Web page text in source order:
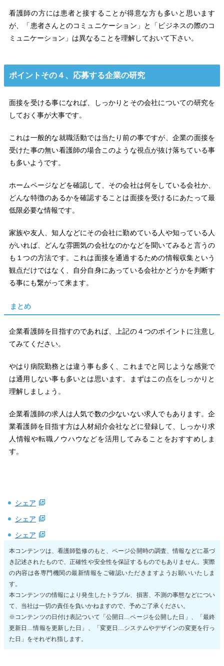
看護師の方には患者と接することが得意な方も多いと思います
が、「患者さんとのコミュニケーション」と「ビジネスの際のコ
ミュニケーション」は異なることを理解しておいて下さい。
ポイントその４、応募する企業の研究
面接を受ける事になれば、しっかりとその会社についての研究を
しておく事が大事です。
これは一般的な就職活動では当たり前の事ですが、企業の面接を
受けた事の無い看護師の場合このような視点が抜け落ちている事
も多いようです。
ホームページなどを確認して、その会社は何をしている会社か、
どんな特徴のあるかを確認することは面接を受けるにあたって最
低限必要な情報です。
家族や友人、知人などにその会社に勤めている人や知っている人
がいれば、どんな雰囲気の会社なのかなどを聞いてみると言うの
も１つの方法です。これは面接を通過するための情報収集という
観点だけではなく、自分自身にあっている会社かどうかを判断す
る事にも繋がって来ます。
まとめ
企業看護師を目指すのであれば、上記の４つのポイントに注意し
てみてください。
やはり病院勤務とは違う事も多く、これまでと同じような感覚で
は通用しない事も多いとは思います。まずはこの点をしっかりと
理解しましょう。
企業看護師の求人は人気で数の少ないない求人でもあります。企
業看護師を目指す方は人材紹介会社などに登録して、しっかり求
人情報や転職ノウハウなどを活用してみることをおすすめしま
す。
シェア
シェア
シェア
本コンテンツは、看護師監修のもと、ページ公開時の調査、情報などに基づ
き記述されたもので、正確性や安全性を保証するものでもありません。実際
の内容は各専門機関の最新情報をご確認いただきますようお願いいたしま
す。
本コンテンツの情報により発生したトラブル、損害、不測の事態などについ
て、当社は一切の責任を負いかねますので、予めご了承ください。
※コンテンツの日付け表記ついて「公開日…ページを公開した日」、「最終
更新日…情報を更新した日」、「変更日…システムやデザインの変更を行っ
た日」をそれぞれ指します。